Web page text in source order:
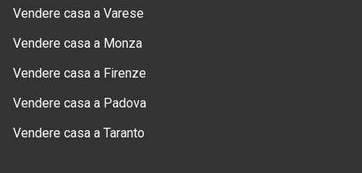
Vendere casa a Varese
Vendere casa a Monza
Vendere casa a Firenze
Vendere casa a Padova
Vendere casa a Taranto